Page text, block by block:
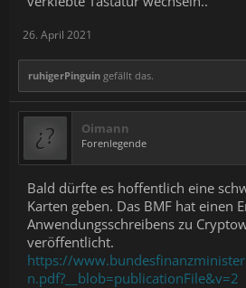
26. April 2021
ruhigerPinguin gefällt das.
Oimann
Forenlegende
Bald dürfte es hoffentlich eine
Karten geben. Das BMF hat einen
Anwendungsschreibens zu
veröffentlicht.
https://
n.pdf?__blob=publicationFile&v=2